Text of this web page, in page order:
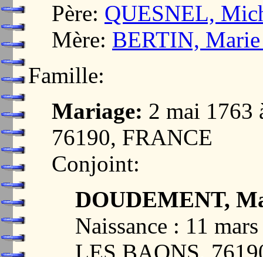
Père: QUESNEL,
Mère: BERTIN,
Famille:
Mariage: 2 mai
76190, FRANCE
Conjoint:
DOUDEMENT,
Naissance : 11